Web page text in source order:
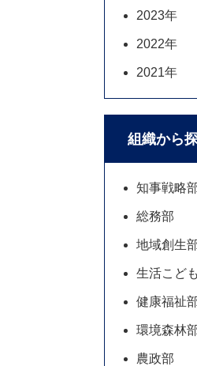
2023年
2022年
2021年
組織から
知事戦略
総務部
地域創生
生活こど
健康福祉
環境森林
農政部